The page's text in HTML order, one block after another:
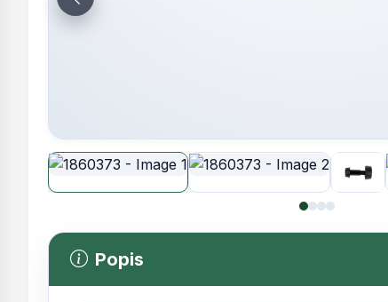
Popis